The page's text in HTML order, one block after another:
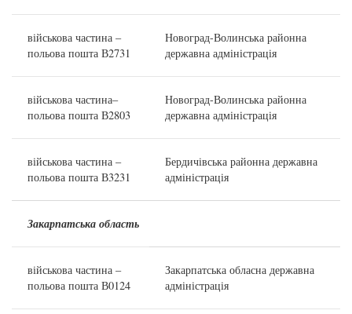
військова частина –
польова пошта В2731
Новоград-Волинська районна
державна адміністрація
військова частина–
польова пошта В2803
Новоград-Волинська районна
державна адміністрація
військова частина –
польова пошта В3231
Бердичівська районна державна
адміністрація
Закарпатськаобласть
військова частина –
польова пошта В0124
Закарпатська обласна державна
адміністрація